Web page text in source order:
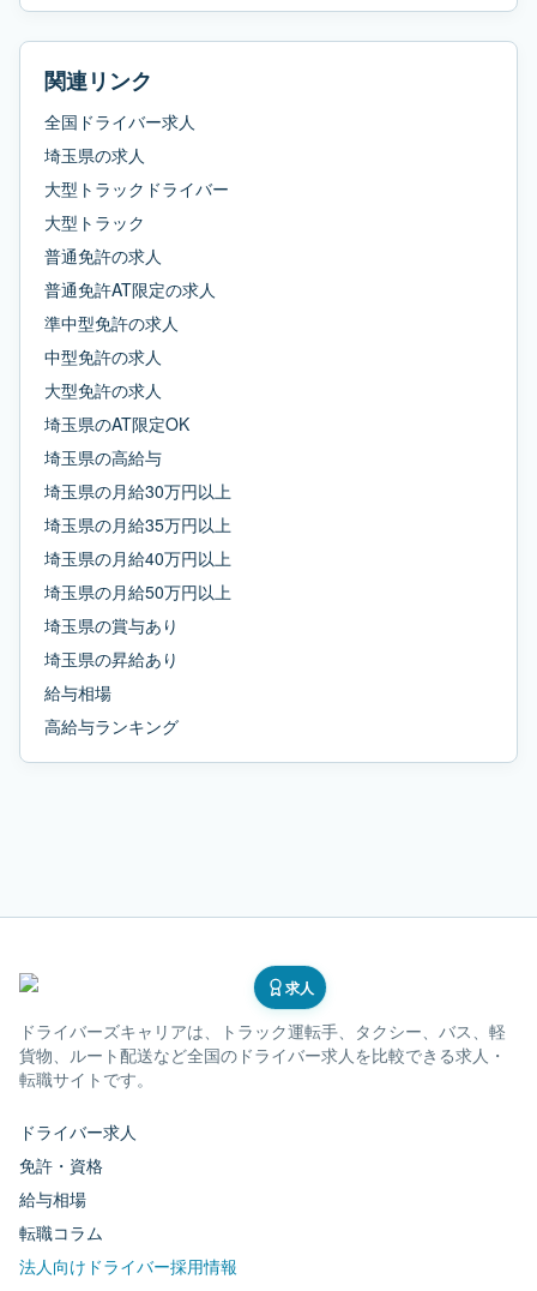
関連リンク
全国ドライバー求人
埼玉県の求人
大型トラックドライバー
大型トラック
普通免許の求人
普通免許AT限定の求人
準中型免許の求人
中型免許の求人
大型免許の求人
埼玉県のAT限定OK
埼玉県の高給与
埼玉県の月給30万円以上
埼玉県の月給35万円以上
埼玉県の月給40万円以上
埼玉県の月給50万円以上
埼玉県の賞与あり
埼玉県の昇給あり
給与相場
高給与ランキング
求人
ドライバーズキャリアは、トラック運転手、タクシー、バス、軽
貨物、ルート配送など全国のドライバー求人を比較できる求人・
転職サイトです。
ドライバー求人
免許・資格
給与相場
転職コラム
法人向けドライバー採用情報